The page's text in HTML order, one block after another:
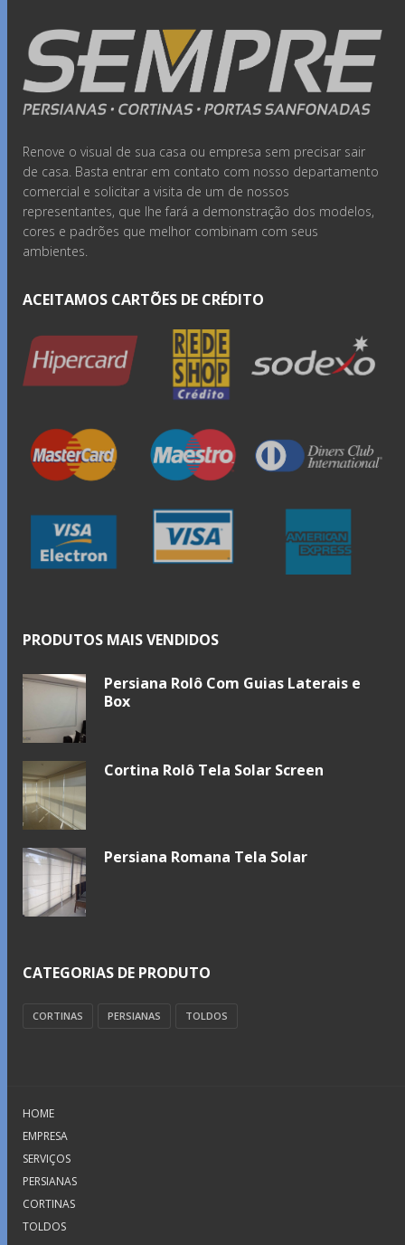
Renove o visual de sua casa ou empresa sem precisar sair
de casa. Basta entrar em contato com nosso departamento
comercial e solicitar a visita de um de nossos
representantes, que lhe fará a demonstração dos modelos,
cores e padrões que melhor combinam com seus
ambientes.
ACEITAMOS CARTÕES DE CRÉDITO
PRODUTOS MAIS VENDIDOS
Persiana Rolô Com Guias Laterais e
Box
Cortina Rolô Tela Solar Screen
Persiana Romana Tela Solar
CATEGORIAS DE PRODUTO
CORTINAS PERSIANAS TOLDOS
HOME
EMPRESA
SERVIÇOS
PERSIANAS
CORTINAS
TOLDOS